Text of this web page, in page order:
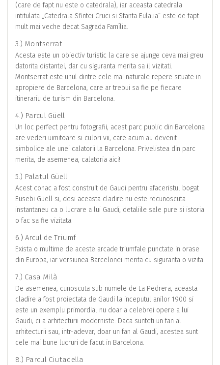
(care de fapt nu este o catedrala), iar aceasta catedrala
intitulata „Catedrala Sfintei Cruci si Sfanta Eulalia” este de fapt
mult mai veche decat Sagrada Família.
3.) Montserrat
Acesta este un obiectiv turistic la care se ajunge ceva mai greu
datorita distantei, dar cu siguranta merita sa il vizitati.
Montserrat este unul dintre cele mai naturale repere situate in
apropiere de Barcelona, care ar trebui sa fie pe fiecare
itinerariu de turism din Barcelona.
4.) Parcul Güell
Un loc perfect pentru fotografii, acest parc public din Barcelona
are vederi uimitoare si culori vii, care acum au devenit
simbolice ale unei calatorii la Barcelona. Privelistea din parc
merita, de asemenea, calatoria aici!
5.) Palatul Güell
Acest conac a fost construit de Gaudi pentru afaceristul bogat
Eusebi Güell si, desi aceasta cladire nu este recunoscuta
instantaneu ca o lucrare a lui Gaudi, detaliile sale pure si istoria
o fac sa fie vizitata.
6.) Arcul de Triumf
Exista o multime de aceste arcade triumfale punctate in orase
din Europa, iar versiunea Barcelonei merita cu siguranta o vizita.
7.) Casa Milà
De asemenea, cunoscuta sub numele de La Pedrera, aceasta
cladire a fost proiectata de Gaudi la inceputul anilor 1900 si
este un exemplu primordial nu doar a celebrei opere a lui
Gaudi, ci a arhitecturii moderniste. Daca sunteti un fan al
arhitecturii sau, intr-adevar, doar un fan al Gaudi, acestea sunt
cele mai bune lucruri de facut in Barcelona.
8.) Parcul Ciutadella